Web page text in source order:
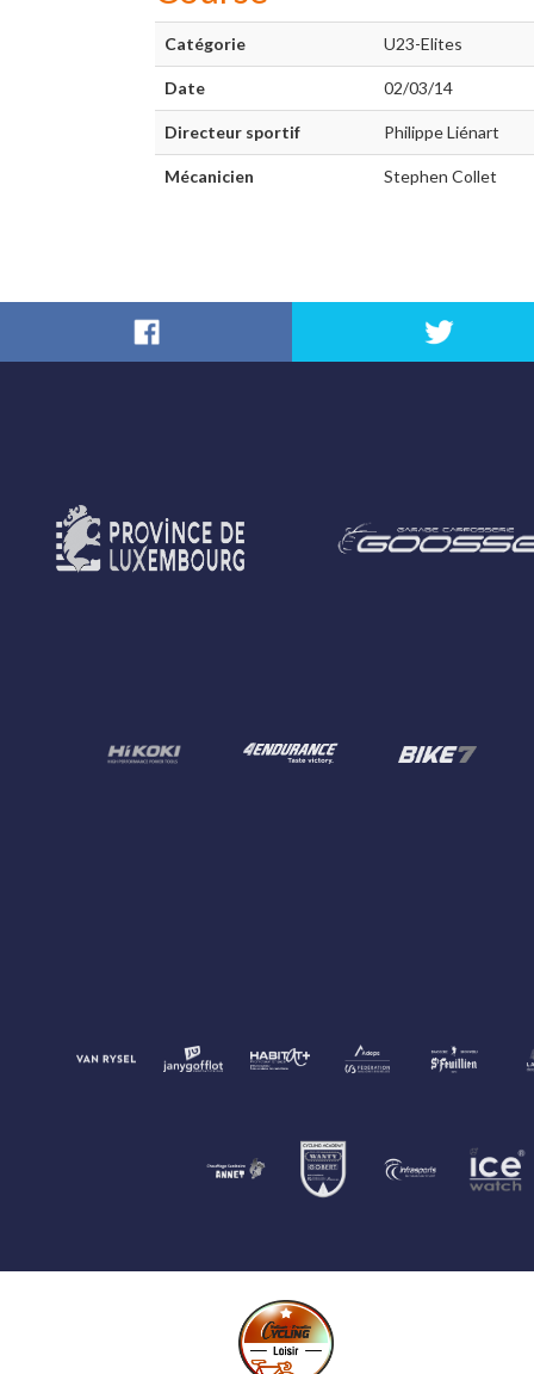
Catégorie U23-Elites
Date 02/03/14
Directeur sportif Philippe Liénart
Mécanicien Stephen Collet